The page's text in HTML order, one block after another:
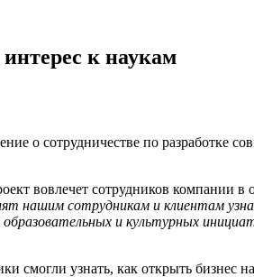
к наукам
о сотрудничестве по разработке
вовлечет сотрудников компании в
нашим сотрудникам и клиентам
и культурных
смогли узнать, как открыть бизнес